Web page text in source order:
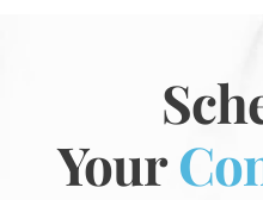
Your